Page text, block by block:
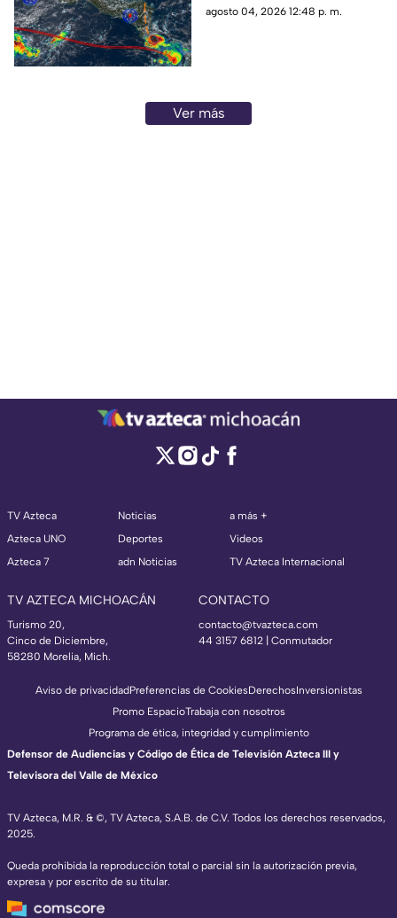
con precipitaciones
agosto 04, 2026 12:48 p. m.
Ver más
TV Azteca
Azteca UNO
Azteca 7
Noticias
Deportes
adn Noticias
a más +
Videos
TV Azteca Internacional
TV AZTECA MICHOACÁN
Turismo 20,
Cinco de Diciembre,
58280 Morelia, Mich.
CONTACTO
contacto@tvazteca.com
44 3157 6812 | Conmutador
TV Azteca, M.R. & ©, TV Azteca, S.A.B. de C.V. Todos los derechos reservados,
2025.
Queda prohibida la reproducción total o parcial sin la autorización previa,
expresa y por escrito de su titular.
Aviso de privacidadPreferencias de CookiesDerechosInversionistas
Promo EspacioTrabaja con nosotros
Programa de ética, integridad y cumplimiento
Defensor de Audiencias y Código de Ética de Televisión Azteca III y
Televisora del Valle de México